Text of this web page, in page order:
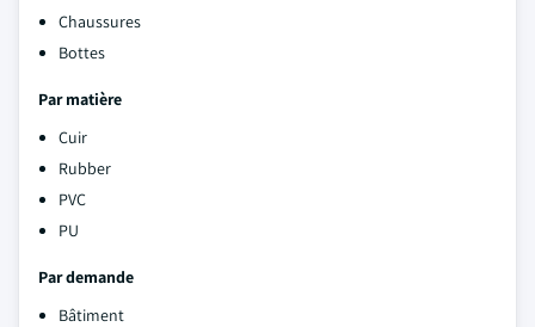
Chaussures
Bottes
Par matière
Cuir
Rubber
PVC
PU
Par demande
Bâtiment